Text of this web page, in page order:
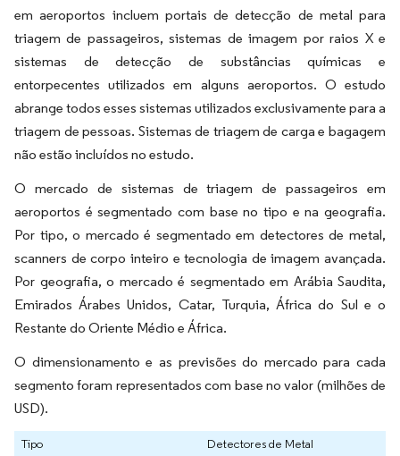
em aeroportos incluem portais de detecção de metal para
triagem de passageiros, sistemas de imagem por raios X e
sistemas de detecção de substâncias químicas e
entorpecentes utilizados em alguns aeroportos. O estudo
abrange todos esses sistemas utilizados exclusivamente para a
triagem de pessoas. Sistemas de triagem de carga e bagagem
não estão incluídos no estudo.
O mercado de sistemas de triagem de passageiros em
aeroportos é segmentado com base no tipo e na geografia.
Por tipo, o mercado é segmentado em detectores de metal,
scanners de corpo inteiro e tecnologia de imagem avançada.
Por geografia, o mercado é segmentado em Arábia Saudita,
Emirados Árabes Unidos, Catar, Turquia, África do Sul e o
Restante do Oriente Médio e África.
O dimensionamento e as previsões do mercado para cada
segmento foram representados com base no valor (milhões de
USD).
Tipo
Detectores de Metal